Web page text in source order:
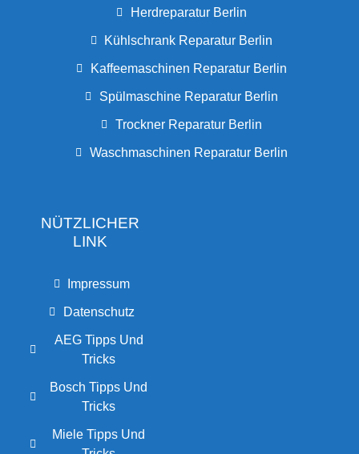
Herdreparatur Berlin
Kühlschrank Reparatur Berlin
Kaffeemaschinen Reparatur Berlin
Spülmaschine Reparatur Berlin
Trockner Reparatur Berlin
Waschmaschinen Reparatur Berlin
NÜTZLICHER
LINK
Impressum
Datenschutz
AEG Tipps Und
Tricks
Bosch Tipps Und
Tricks
Miele Tipps Und